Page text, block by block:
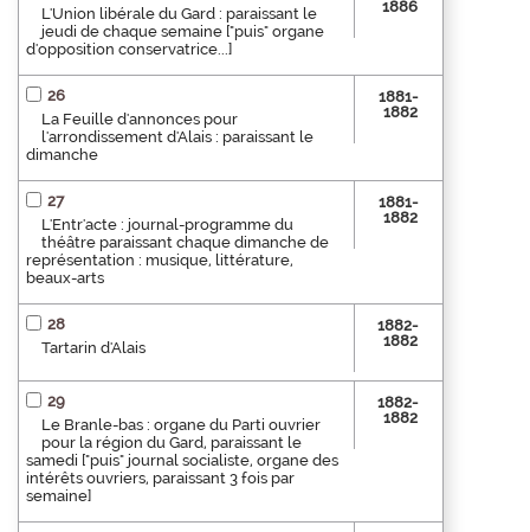
L'Union libérale du Gard : paraissant le
jeudi de chaque semaine ["puis" organe
d'opposition conservatrice...]
1886
26
La Feuille d'annonces pour
l'arrondissement d'Alais : paraissant le
dimanche
1881-
1882
27
L'Entr'acte : journal-programme du
théâtre paraissant chaque dimanche de
représentation : musique, littérature,
beaux-arts
1881-
1882
28
Tartarin d'Alais
1882-
1882
29
Le Branle-bas : organe du Parti ouvrier
pour la région du Gard, paraissant le
samedi ["puis" journal socialiste, organe des
intérêts ouvriers, paraissant 3 fois par
semaine]
1882-
1882